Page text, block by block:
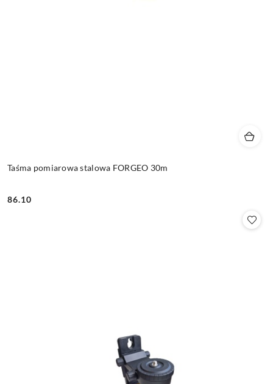
Taśma pomiarowa stalowa FORGEO 30m
Cena:
86.10